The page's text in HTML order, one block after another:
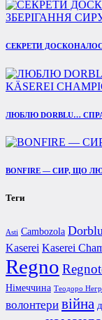
СЕКРЕТИ
ЛЮБЛЮ DORBLU…
BONFIRE — СИР, ЩО
Теги
Asti Cambozola Dorblu
Kaserei Kaserei
Regno
Німеччина Теодоро
волонтери війна